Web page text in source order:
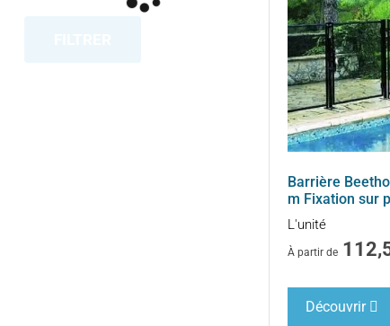
Barrière
m Fixation sur
L'unité
À partir de
Découvrir